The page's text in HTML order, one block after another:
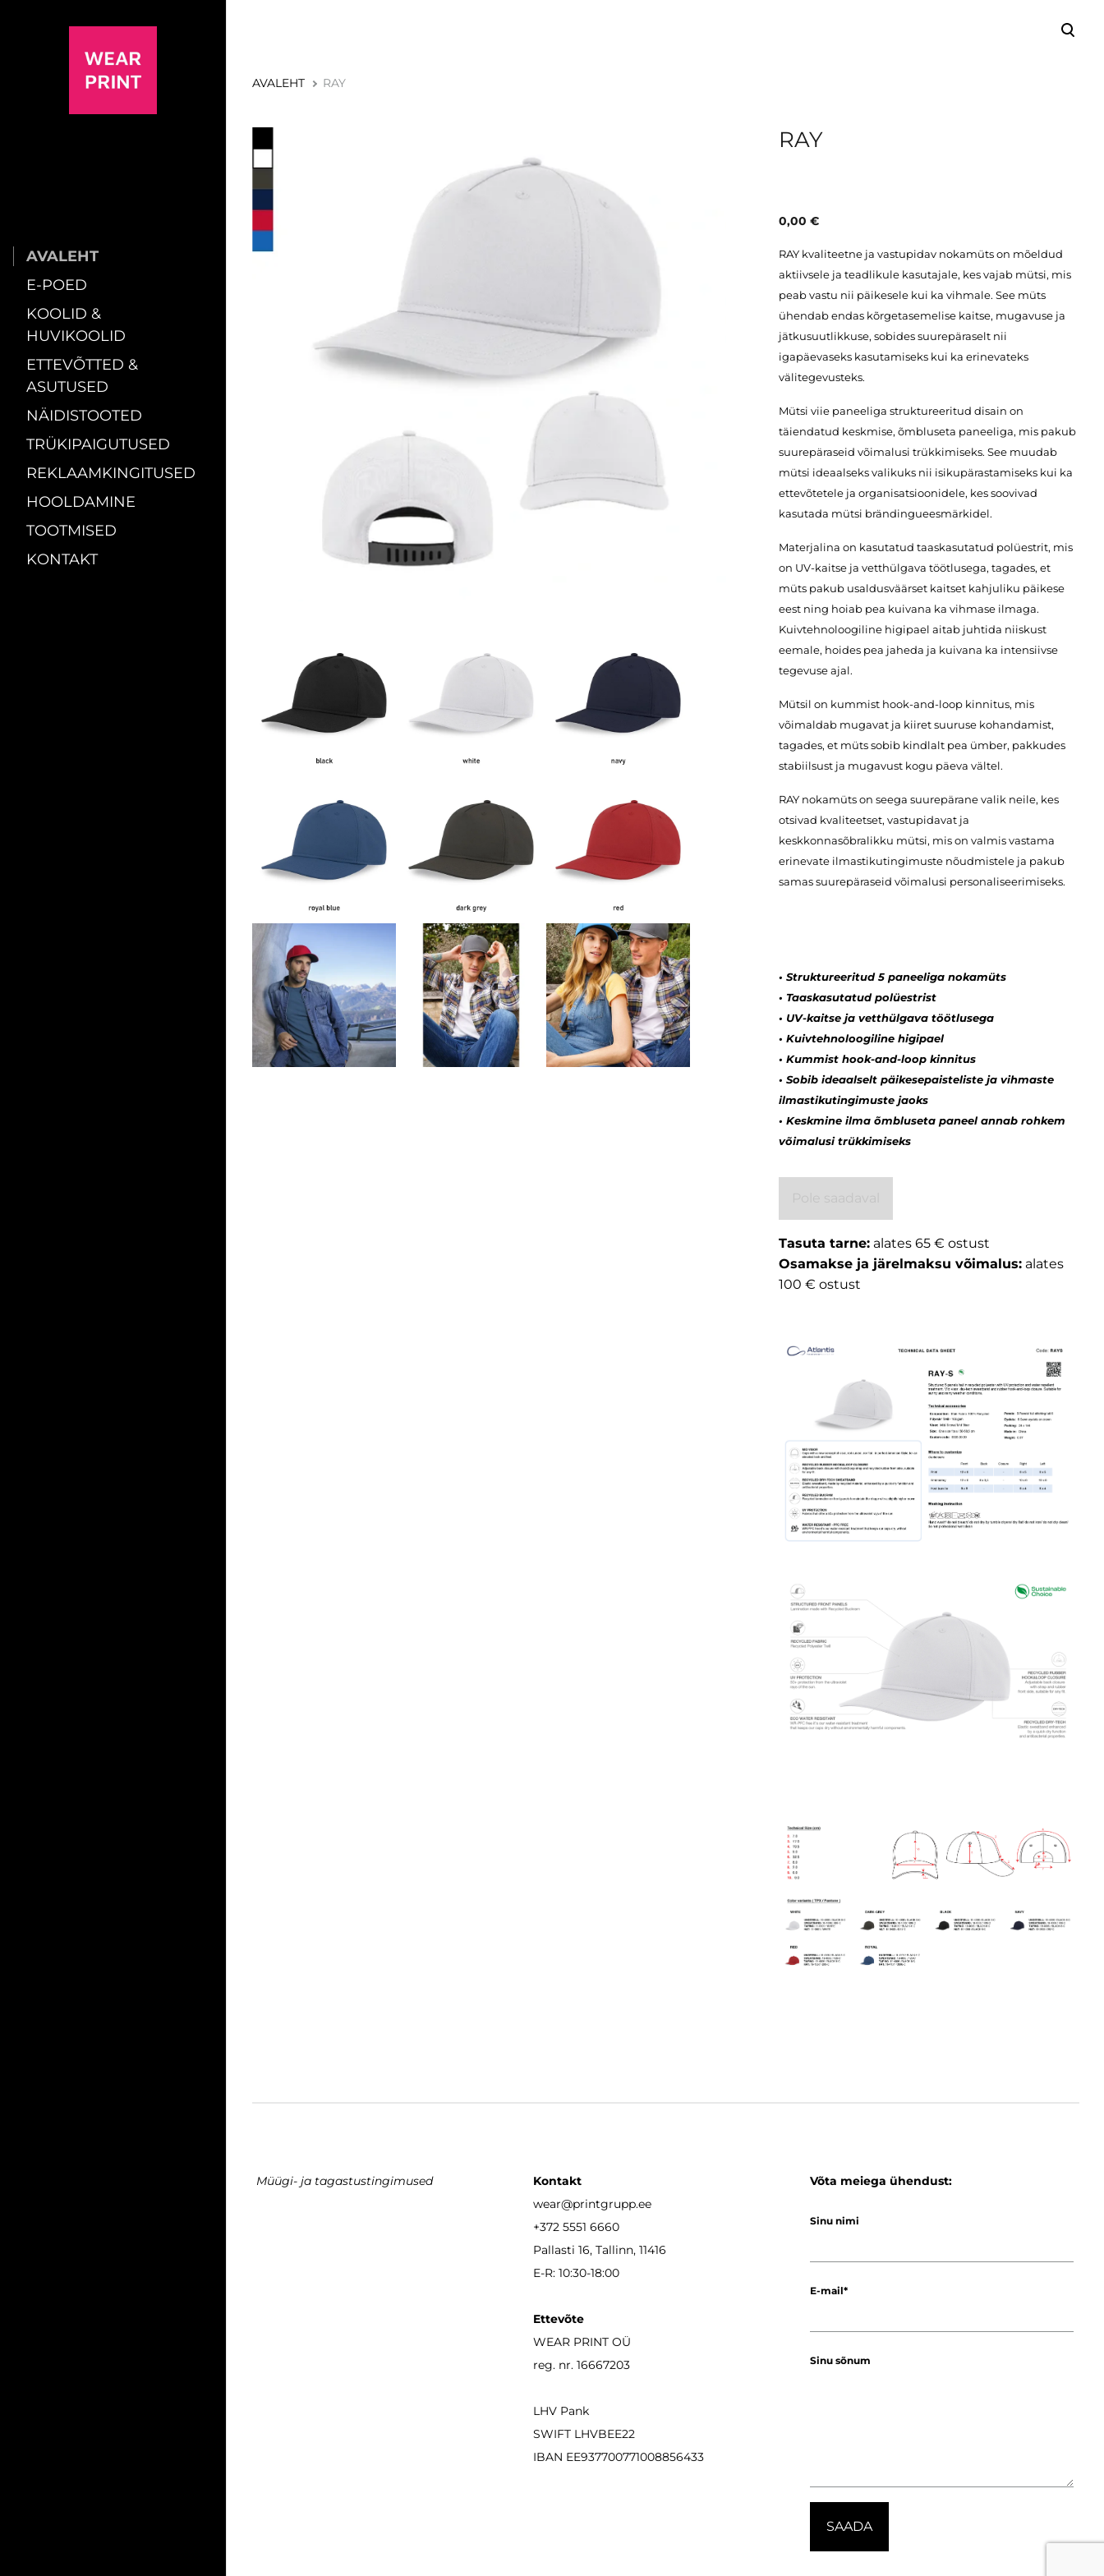
AVALEHT
E-POED
KOOLID &
HUVIKOOLID
ETTEVÕTTED &
ASUTUSED
NÄIDISTOOTED
TRÜKIPAIGUTUSED
REKLAAMKINGITUSED
HOOLDAMINE
TOOTMISED
KONTAKT
AVALEHT RAY
RAY
0,00 €
RAY kvaliteetne ja vastupidav nokamüts on mõeldud
aktiivsele ja teadlikule kasutajale, kes vajab mütsi, mis
peab vastu nii päikesele kui ka vihmale. See müts
ühendab endas kõrgetasemelise kaitse, mugavuse ja
jätkusuutlikkuse, sobides suurepäraselt nii
igapäevaseks kasutamiseks kui ka erinevateks
välitegevusteks.
Mütsi viie paneeliga struktureeritud disain on
täiendatud keskmise, õmbluseta paneeliga, mis pakub
suurepäraseid võimalusi trükkimiseks. See muudab
mütsi ideaalseks valikuks nii isikupärastamiseks kui ka
ettevõtetele ja organisatsioonidele, kes soovivad
kasutada mütsi brändingueesmärkidel.
Materjalina on kasutatud taaskasutatud polüestrit, mis
on UV-kaitse ja vetthülgava töötlusega, tagades, et
müts pakub usaldusväärset kaitset kahjuliku päikese
eest ning hoiab pea kuivana ka vihmase ilmaga.
Kuivtehnoloogiline higipael aitab juhtida niiskust
eemale, hoides pea jaheda ja kuivana ka intensiivse
tegevuse ajal.
Mütsil on kummist hook-and-loop kinnitus, mis
võimaldab mugavat ja kiiret suuruse kohandamist,
tagades, et müts sobib kindlalt pea ümber, pakkudes
stabiilsust ja mugavust kogu päeva vältel.
RAY nokamüts on seega suurepärane valik neile, kes
otsivad kvaliteetset, vastupidavat ja
keskkonnasõbralikku mütsi, mis on valmis vastama
erinevate ilmastikutingimuste nõudmistele ja pakub
samas suurepäraseid võimalusi personaliseerimiseks.
• Struktureeritud 5 paneeliga nokamüts
• Taaskasutatud polüestrist
• UV-kaitse ja vetthülgava töötlusega
• Kuivtehnoloogiline higipael
• Kummist hook-and-loop kinnitus
• Sobib ideaalselt päikesepaisteliste ja vihmaste
ilmastikutingimuste jaoks
• Keskmine ilma õmbluseta paneel annab rohkem
võimalusi trükkimiseks
Tasuta tarne: alates 65 € ostust
Osamakse ja järelmaksu võimalus: alates
100 € ostust
Müügi- ja tagastustingimused
Kontakt
wear@printgrupp.ee
+372 5551 6660
Pallasti 16, Tallinn, 11416
E-R: 10:30-18:00
Ettevõte
WEAR PRINT OÜ
reg. nr. 16667203
LHV Pank
SWIFT LHVBEE22
IBAN EE937700771008856433
Võta meiega ühendust:
Sinu nimi
E-mail
Sinu sõnum